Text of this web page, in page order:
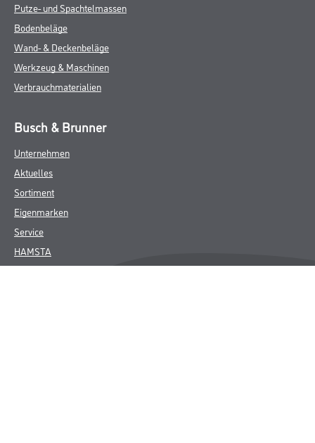
Putze- und Spachtelmassen
Bodenbeläge
Wand- & Deckenbeläge
Werkzeug & Maschinen
Verbrauchmaterialien
Busch & Brunner
Unternehmen
Aktuelles
Sortiment
Eigenmarken
Service
HAMSTA